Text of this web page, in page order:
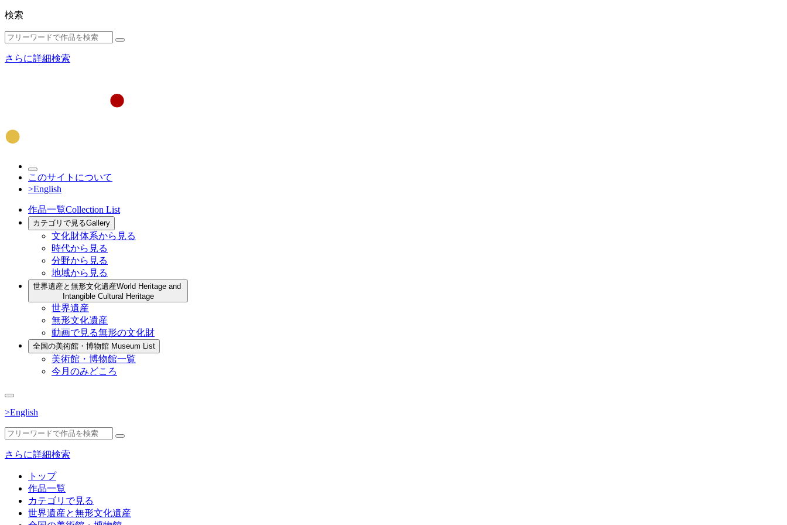
検索
さらに詳細検索
このサイトについて
>English
作品一覧Collection List
カテゴリで見るGallery
文化財体系から見る
時代から見る
分野から見る
地域から見る
世界遺産と無形文化遺産World Heritage and
Intangible Cultural Heritage
世界遺産
無形文化遺産
動画で見る無形の文化財
全国の美術館・博物館 Museum List
美術館・博物館一覧
今月のみどころ
>English
さらに詳細検索
トップ
作品一覧
カテゴリで見る
世界遺産と無形文化遺産